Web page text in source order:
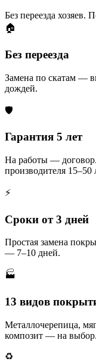
Без переезда хозяев.
🏠
Без переезда
Замена по скатам —
дождей.
🛡️
Гарантия 5 лет
На работы —
производителя 15–50
⚡
Сроки от 3 дней
Простая замена
— 7–10 дней.
🏭
13 видов
Металлочерепица,
композит — на выбор.
♻️